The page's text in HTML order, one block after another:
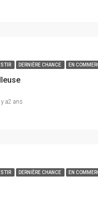
DERNIÈRE CHANCE EN
y a2 ans
DERNIÈRE CHANCE EN